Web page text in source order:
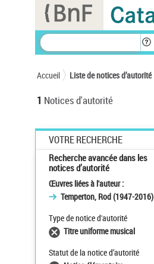
Accueil Liste de notices d’autorité
1 Notices d'autorité
VOTRE RECHERCHE
Recherche avancée dans les
notices d’autorité
Œuvres liées à l'auteur :
Temperton, Rod (1947-2016)
Type de notice d'autorité
Titre uniforme musical
Statut de la notice d’autorité
Panneau de gestion des cookies